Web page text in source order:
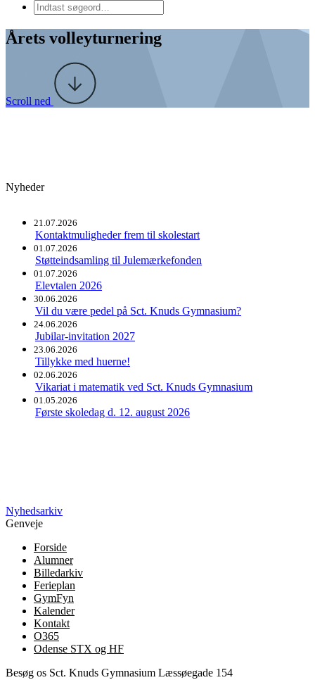
Årets volleyturnering
Scroll ned
Nyheder
21.07.2026
Kontaktmuligheder frem til skolestart
01.07.2026
Støtteindsamling til Julemærkefonden
01.07.2026
Elevtalen 2026
30.06.2026
Vil du være pedel på Sct. Knuds Gymnasium?
24.06.2026
Jubilar-invitation 2027
23.06.2026
Tillykke med huerne!
02.06.2026
Vikariat i matematik ved Sct. Knuds Gymnasium
01.05.2026
Første skoledag d. 12. august 2026
Nyhedsarkiv
Genveje
Forside
Alumner
Billedarkiv
Ferieplan
GymFyn
Kalender
Kontakt
O365
Odense STX og HF
Besøg os Sct. Knuds Gymnasium Læssøegade 154